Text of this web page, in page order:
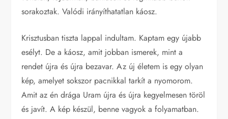
sorakoztak. Valódi irányíthatatlan káosz.
Krisztusban tiszta lappal indultam. Kaptam egy újabb
esélyt. De a káosz, amit jobban ismerek, mint a
rendet újra és újra bezavar. Az új életem is egy olyan
kép, amelyet sokszor pacnikkal tarkít a nyomorom.
Amit az én drága Uram újra és újra kegyelmesen töröl
és javít. A kép készül, benne vagyok a folyamatban.